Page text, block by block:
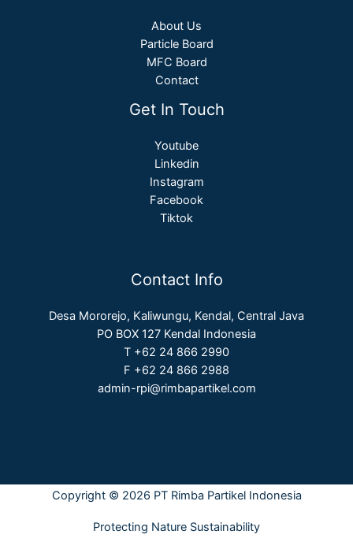
About Us
Particle Board
MFC Board
Contact
Get In Touch
Youtube
Linkedin
Instagram
Facebook
Tiktok
Contact Info
Desa Mororejo, Kaliwungu, Kendal, Central Java
PO BOX 127 Kendal Indonesia
T +62 24 866 2990
F +62 24 866 2988
admin-rpi@rimbapartikel.com
Copyright © 2026 PT Rimba Partikel Indonesia
Protecting Nature Sustainability